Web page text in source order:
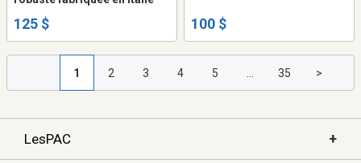
125 $ 100 $
1 2 3 4 5 35 >
LesPAC +